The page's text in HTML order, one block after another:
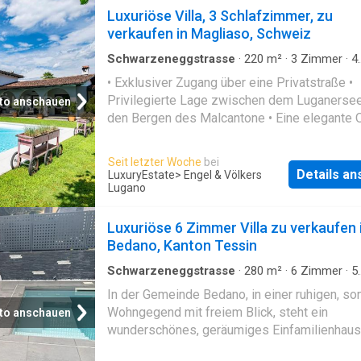
privaten Zone neben dem Stellplatz
können. Majestätische Bergblicke sind
beiden Schlafzimmern als auch vom
mit offener Küche aus zu sehen. Der Bahnhof
Oberried ist ca. 12 Minuten zu Fuß von dieser
entfernt, u
anschauen
Luxuriöse Villa, 3 Schlafzimmer, zu
verkaufen in Magliaso, Schweiz
Schwarzeneggstrasse · 220 m² · 3 Zimmer · 4
• Exklusiver Zugang über eine Privatstraße •
Privilegierte Lage zwischen dem
den Bergen des Malcantone • Eine elegante
Gartenanlage, die vollständige Privatsphäre
gewährleistet • Außergewöhnlich friedliche
private Wohnlage • Außenpool mit Jacuzzi
Einbauschränke in den Schlafzimmern
Seit letzter Woche bei
LuxuryEstate> Engel & Völkers
Lugano
Details
anschauen
Luxuriöse 6 Zimmer Villa zu verkaufen
Bedano, Kanton Tessin
Schwarzeneggstrasse · 280 m² · 6 Zimmer · 5
In der Gemeinde Bedano, in einer ruhigen,
Wohngegend mit freiem Blick, steht ein
wunderschönes, geräumiges